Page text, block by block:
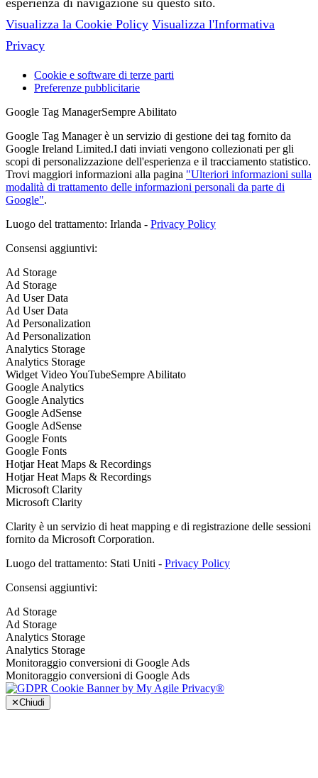
esperienza di navigazione su questo sito.
Visualizza la Cookie Policy Visualizza l'Informativa
Privacy
Cookie e software di terze parti
Preferenze pubblicitarie
Google Tag ManagerSempre Abilitato
Google Tag Manager è un servizio di gestione dei tag fornito da
Google Ireland Limited.I dati inviati vengono collezionati per gli
scopi di personalizzazione dell'esperienza e il tracciamento statistico.
Trovi maggiori informazioni alla pagina "Ulteriori informazioni sulla
modalità di trattamento delle informazioni personali da parte di
Google".
Luogo del trattamento: Irlanda - Privacy Policy
Consensi aggiuntivi:
Ad Storage
Ad Storage
Ad User Data
Ad User Data
Ad Personalization
Ad Personalization
Analytics Storage
Analytics Storage
Widget Video YouTubeSempre Abilitato
Google Analytics
Google Analytics
Google AdSense
Google AdSense
Google Fonts
Google Fonts
Hotjar Heat Maps & Recordings
Hotjar Heat Maps & Recordings
Microsoft Clarity
Microsoft Clarity
Clarity è un servizio di heat mapping e di registrazione delle sessioni
fornito da Microsoft Corporation.
Luogo del trattamento: Stati Uniti - Privacy Policy
Consensi aggiuntivi:
Ad Storage
Ad Storage
Analytics Storage
Analytics Storage
Monitoraggio conversioni di Google Ads
Monitoraggio conversioni di Google Ads
✕Chiudi